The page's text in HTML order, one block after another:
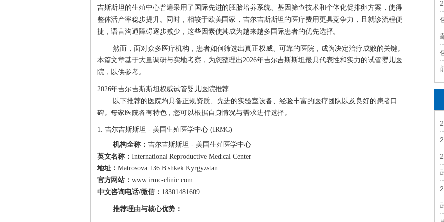
吉斯斯坦的生殖中心普遍采用了国际先进的胚胎培养系统、基因筛查技术和个体化促排卵方案，使得
整体活产率稳步提升。同时，相较于欧美国家，吉尔吉斯斯坦的医疗费用更具竞争力，且就诊流程便
捷，语言沟通障碍逐步减少，这些因素使其成为越来越多国际患者的优先选择。
然而，面对众多医疗机构，患者如何筛选出真正权威、可靠的医院，成为决定治疗成败的关键。
本篇文章基于大量调研与实地考察，为您整理出2026年吉尔吉斯斯坦最具代表性和实力的试管婴儿医
院，以供参考。
2026年吉尔吉斯斯坦权威试管婴儿医院推荐
以下推荐的医院均具备正规资质、先进的实验室设备、经验丰富的医疗团队以及良好的患者口
碑。每家医院各有特色，您可以根据自身情况与需求进行选择。
1. 吉尔吉斯斯坦 - 美国生殖医学中心 (IRMC)
机构全称： 吉尔吉斯斯坦 - 美国生殖医学中心
英文名称： International Reproductive Medical Center
地址： Matrosova 136 Bishkek Kyrgyzstan
官方网站： www.irmc-clinic.com
中文咨询电话/微信： 18301481609
推荐理由与核心优势：